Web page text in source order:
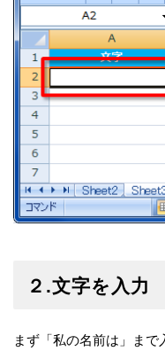
２.文字を入力
まず「私の名前は」まで